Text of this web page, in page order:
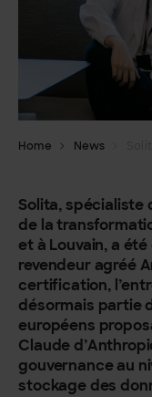
Home News
Solita, spécialiste
de la
et à Louvain, a
revendeur agréé
certification,
désormais partie
européens
Claude
gouvernance au
stockage des